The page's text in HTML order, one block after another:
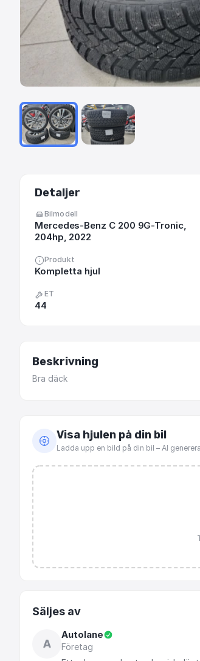
Detaljer
Bilmodell
Mercedes-Benz C 200 9G-Tronic,
204hp, 2022
Produkt
Kompletta hjul
ET
44
Beskrivning
Bra däck
Visa hjulen på din bil
Ladda upp en bild på din bil – AI
Säljes av
A
Autolane
Företag